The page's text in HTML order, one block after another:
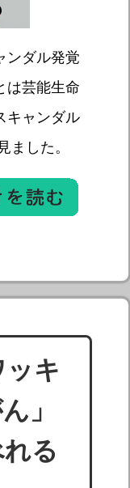
ンダル発覚
は芸能生命
キャンダル
ました。
キ
」
る